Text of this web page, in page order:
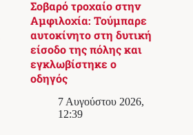
Σοβαρό τροχαίο στην
Αμφιλοχία: Τούμπαρε
αυτοκίνητο στη δυτική
είσοδο της πόλης και
εγκλωβίστηκε ο
οδηγός
7 Αυγούστου 2026,
12:39